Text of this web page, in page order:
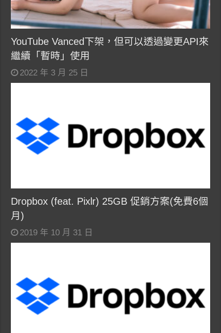
YouTube Vanced下架，但可以透過變更API來
繼續「暫時」使用
2022 年 3 月 25 日
Dropbox (feat. Pixlr) 25GB 促銷方案(免費6個
月)
2019 年 10 月 31 日